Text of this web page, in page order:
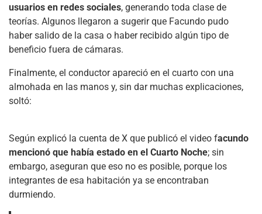
usuarios en redes sociales, generando toda clase de
teorías. Algunos llegaron a sugerir que Facundo pudo
haber salido de la casa o haber recibido algún tipo de
beneficio fuera de cámaras.
Finalmente, el conductor apareció en el cuarto con una
almohada en las manos y, sin dar muchas explicaciones,
soltó:
Según explicó la cuenta de X que publicó el video facundo
mencionó que había estado en el Cuarto Noche; sin
embargo, aseguran que eso no es posible, porque los
integrantes de esa habitación ya se encontraban
durmiendo.